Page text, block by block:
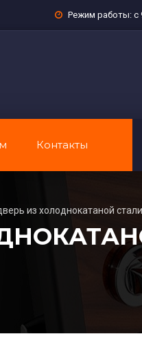
Режим работы: с
Контакты
из холоднокатаной